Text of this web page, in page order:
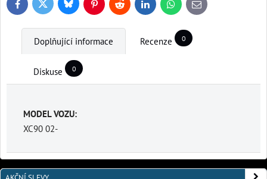
FacebookTwitter BlueskyPinterestReddit LinkedInWhatsApp
E-
mail
Doplňující informace Recenze 0
Diskuse 0
MODEL VOZU:
XC90 02-